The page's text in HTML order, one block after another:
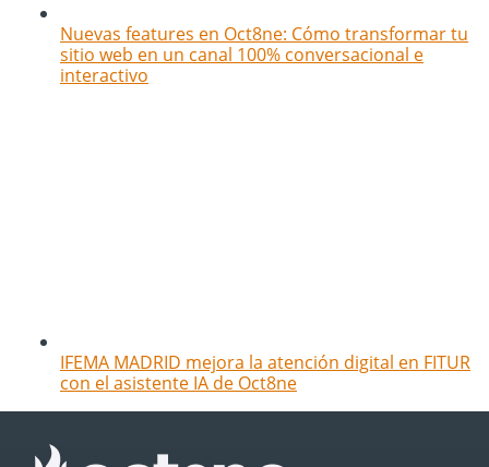
Nuevas features en Oct8ne: Cómo transformar tu
sitio web en un canal 100% conversacional e
interactivo
IFEMA MADRID mejora la atención digital en FITUR
con el asistente IA de Oct8ne